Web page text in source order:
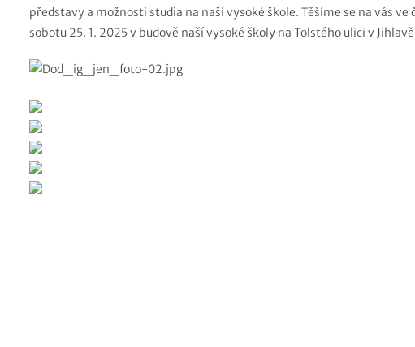
představy a možnosti studia na naší vysoké škole. Těšíme se na vás ve
sobotu 25. 1. 2025 v budově naší vysoké školy na Tolstého ulici v